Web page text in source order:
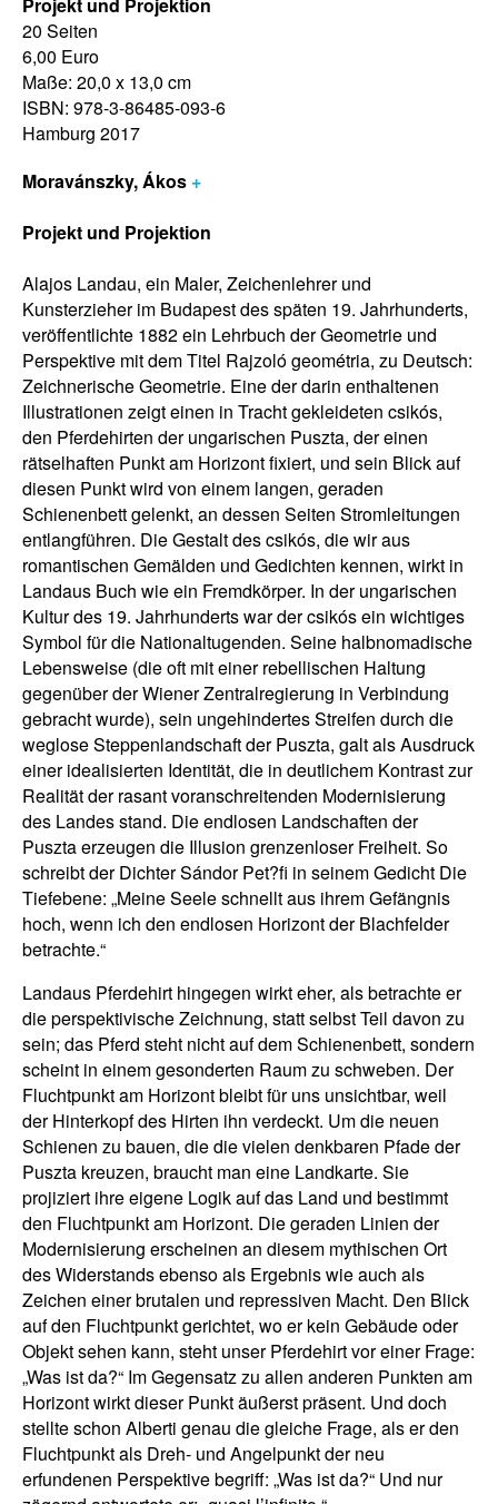
Moravánszky, Ákos +
Projekt und Projektion
Alajos Landau, ein Maler, Zeichenlehrer und
Kunsterzieher im Budapest des späten 19. Jahrhunderts,
veröffentlichte 1882 ein Lehrbuch der Geometrie und
Perspektive mit dem Titel Rajzoló geométria, zu Deutsch:
Zeichnerische Geometrie. Eine der darin enthaltenen
Illustrationen zeigt einen in Tracht gekleideten csikós,
den Pferdehirten der ungarischen Puszta, der einen
rätselhaften Punkt am Horizont fixiert, und sein Blick auf
diesen Punkt wird von einem langen, geraden
Schienenbett gelenkt, an dessen Seiten Stromleitungen
entlangführen. Die Gestalt des csikós, die wir aus
romantischen Gemälden und Gedichten kennen, wirkt in
Landaus Buch wie ein Fremdkörper. In der ungarischen
Kultur des 19. Jahrhunderts war der csikós ein wichtiges
Symbol für die Nationaltugenden. Seine halbnomadische
Lebensweise (die oft mit einer rebellischen Haltung
gegenüber der Wiener Zentralregierung in Verbindung
gebracht wurde), sein ungehindertes Streifen durch die
weglose Steppenlandschaft der Puszta, galt als Ausdruck
einer idealisierten Identität, die in deutlichem Kontrast zur
Realität der rasant voranschreitenden Modernisierung
des Landes stand. Die endlosen Landschaften der
Puszta erzeugen die Illusion grenzenloser Freiheit. So
schreibt der Dichter Sándor Pet?fi in seinem Gedicht Die
Tiefebene: „Meine Seele schnellt aus ihrem Gefängnis
hoch, wenn ich den endlosen Horizont der Blachfelder
betrachte.“
Landaus Pferdehirt hingegen wirkt eher, als betrachte er
die perspektivische Zeichnung, statt selbst Teil davon zu
sein; das Pferd steht nicht auf dem Schienenbett, sondern
scheint in einem gesonderten Raum zu schweben. Der
Fluchtpunkt am Horizont bleibt für uns unsichtbar, weil
der Hinterkopf des Hirten ihn verdeckt. Um die neuen
Schienen zu bauen, die die vielen denkbaren Pfade der
Puszta kreuzen, braucht man eine Landkarte. Sie
projiziert ihre eigene Logik auf das Land und bestimmt
den Fluchtpunkt am Horizont. Die geraden Linien der
Modernisierung erscheinen an diesem mythischen Ort
des Widerstands ebenso als Ergebnis wie auch als
Zeichen einer brutalen und repressiven Macht. Den Blick
auf den Fluchtpunkt gerichtet, wo er kein Gebäude oder
Objekt sehen kann, steht unser Pferdehirt vor einer Frage:
„Was ist da?“ Im Gegensatz zu allen anderen Punkten am
Horizont wirkt dieser Punkt äußerst präsent. Und doch
stellte schon Alberti genau die gleiche Frage, als er den
Fluchtpunkt als Dreh- und Angelpunkt der neu
erfundenen Perspektive begriff: „Was ist da?“ Und nur
Projekt und Projektion
20 Seiten
6,00 Euro
Maße: 20,0 x 13,0 cm
ISBN: 978-3-86485-093-6
Hamburg 2017